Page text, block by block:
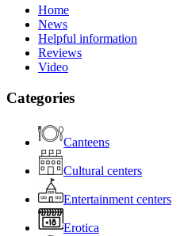
Home
News
Helpful information
Reviews
Video
Categories
Canteens
Cultural centers
Entertainment centers
Erotica